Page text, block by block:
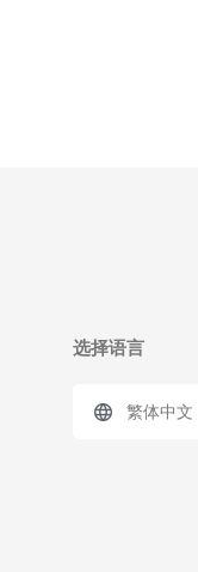
选择语言
繁体中文